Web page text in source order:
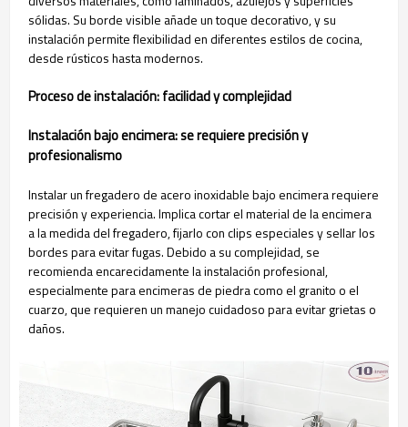
sólidas. Su borde visible añade un toque decorativo, y su
instalación permite flexibilidad en diferentes estilos de cocina,
desde rústicos hasta modernos.
Proceso de instalación: facilidad y complejidad
Instalación bajo encimera: se requiere precisión y
profesionalismo
Instalar un fregadero de acero inoxidable bajo encimera requiere
precisión y experiencia. Implica cortar el material de la encimera
a la medida del fregadero, fijarlo con clips especiales y sellar los
bordes para evitar fugas. Debido a su complejidad, se
recomienda encarecidamente la instalación profesional,
especialmente para encimeras de piedra como el granito o el
cuarzo, que requieren un manejo cuidadoso para evitar grietas o
daños.